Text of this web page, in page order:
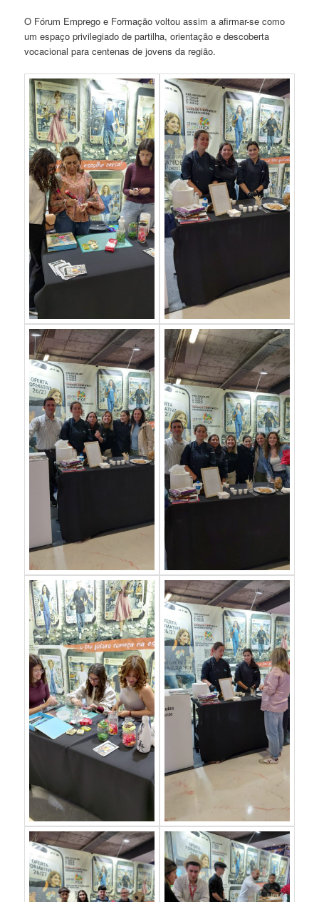
O Fórum Emprego e Formação voltou assim a afirmar-se como
um espaço privilegiado de partilha, orientação e descoberta
vocacional para centenas de jovens da região.